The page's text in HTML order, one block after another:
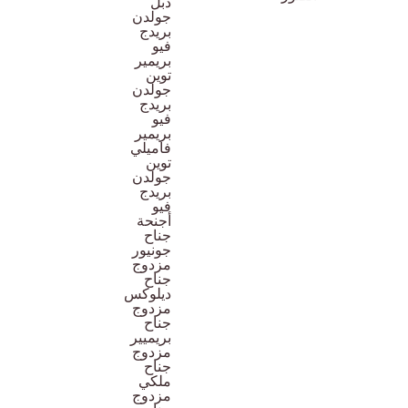
جولدن
بريدج
فيو
بريمير
توين
جولدن
بريدج
فيو
بريمير
فاميلي
توين
جولدن
بريدج
فيو
أجنحة
جناح
جونيور
مزدوج
جناح
ديلوكس
مزدوج
جناح
بريميير
مزدوج
جناح
ملكي
مزدوج